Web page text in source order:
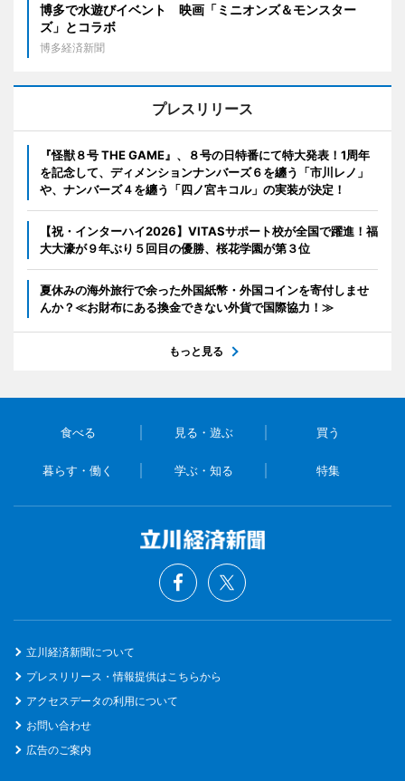
博多で水遊びイベント 映画「ミニオンズ＆モンスター
ズ」とコラボ
博多経済新聞
プレスリリース
『怪獣８号 THE GAME』、８号の日特番にて特大発表！1周年
を記念して、ディメンションナンバーズ６を纏う「市川レノ」
や、ナンバーズ４を纏う「四ノ宮キコル」の実装が決定！
【祝・インターハイ2026】VITASサポート校が全国で躍進！福
大大濠が９年ぶり５回目の優勝、桜花学園が第３位
夏休みの海外旅行で余った外国紙幣・外国コインを寄付しませ
んか？≪お財布にある換金できない外貨で国際協力！≫
もっと見る
食べる 見る・遊ぶ 買う
暮らす・働く 学ぶ・知る 特集
立川経済新聞について
プレスリリース・情報提供はこちらから
アクセスデータの利用について
お問い合わせ
広告のご案内